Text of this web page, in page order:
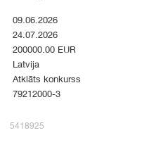
09.06.2026
24.07.2026
200000.00 EUR
Latvija
Atklāts konkurss
79212000-3
5418925